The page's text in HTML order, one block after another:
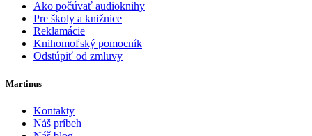
Ako počúvať audioknihy
Pre školy a knižnice
Reklamácie
Knihomoľský pomocník
Odstúpiť od zmluvy
Martinus
Kontakty
Náš príbeh